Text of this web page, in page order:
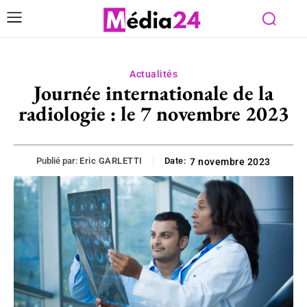
Actualités
Journée internationale de la
radiologie : le 7 novembre 2023
Publié par: Eric GARLETTI Date: 7 novembre 2023